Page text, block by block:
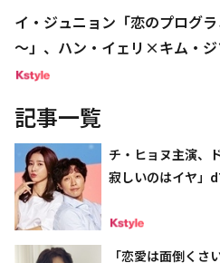
イ・ジュニョン「恋のプログ
～」、ハン・イェリ×キム・
ムドラマチャンネル11月・12
記事一覧
チ・ヒョヌ主演、
寂しいのはイヤ」
「恋愛は面倒く